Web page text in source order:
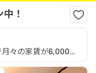
！
々の家賃が6,000...